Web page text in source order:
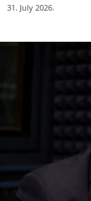
31. July 2026.